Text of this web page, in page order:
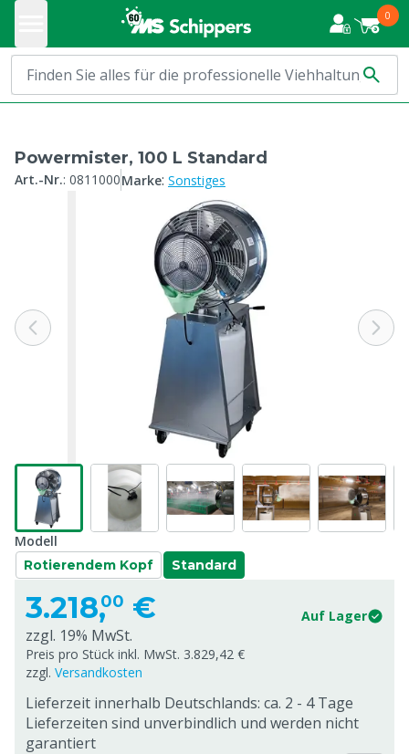
0
Powermister, 100 L Standard
Art.-Nr.: 0811000Marke: Sonstiges
Modell
Rotierendem Kopf Standard
3.218,00 € Auf Lager
zzgl. 19% MwSt.
Preis pro Stück inkl. MwSt. 3.829,42 €
zzgl. Versandkosten
Lieferzeit innerhalb Deutschlands: ca. 2 - 4 Tage
Lieferzeiten sind unverbindlich und werden nicht
garantiert